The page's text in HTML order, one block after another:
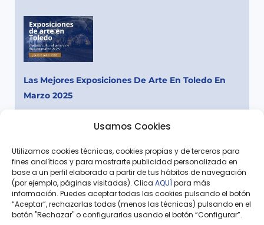
Usamos Cookies
Utilizamos cookies técnicas, cookies propias y de terceros para
fines analíticos y para mostrarte publicidad personalizada en
base a un perfil elaborado a partir de tus hábitos de navegación
(por ejemplo, páginas visitadas). Clica AQUÍ para más
información. Puedes aceptar todas las cookies pulsando el botón
“Aceptar”, rechazarlas todas (menos las técnicas) pulsando en el
botón "Rechazar" o configurarlas usando el botón “Configurar”.
Las Mejores Exposiciones De Arte En Toledo En
Marzo 2025
Ant
Artículo Anterior Siguiente Artículo